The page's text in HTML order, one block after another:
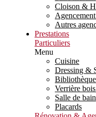
Cloison &
Autres
Prestations
Particuliers
Menu
Cuisine
Dressing &
Verrière
Salle de bain
Placards